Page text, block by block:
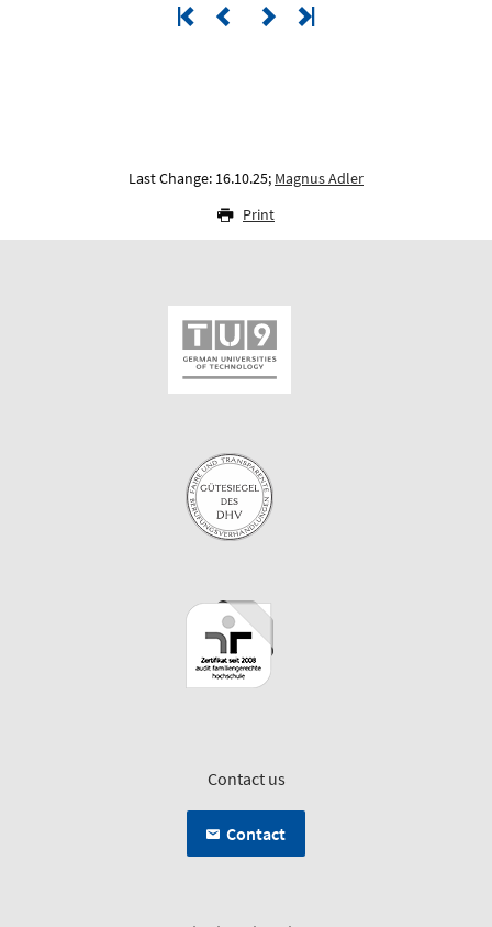
Last Change: 16.10.25; Magnus Adler
Print
Contact us
Contact